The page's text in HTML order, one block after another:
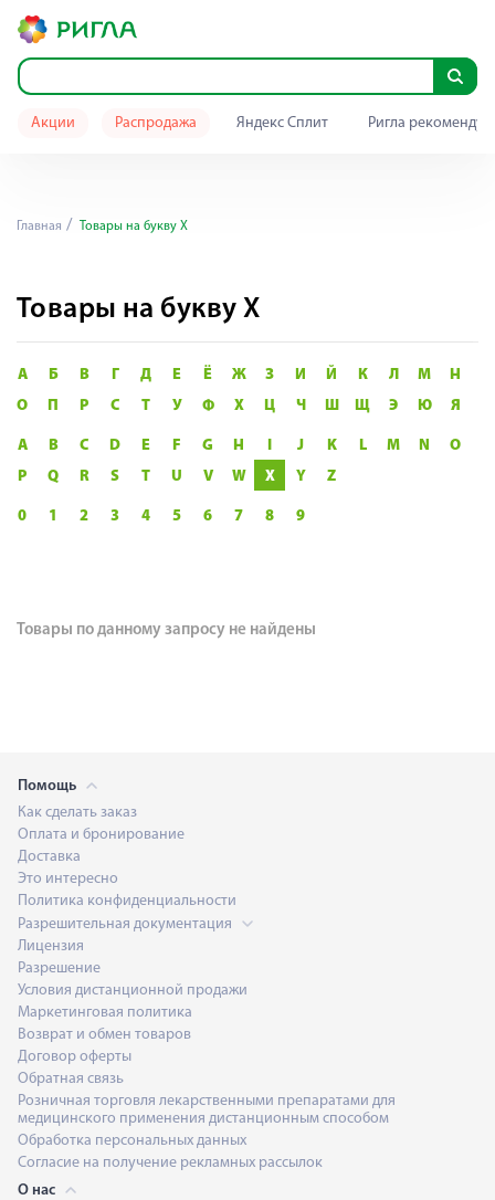
Акции Распродажа Яндекс Сплит Ригла
Главная Товары на букву X
Товары на букву X
А Б В Г Д Е Ё Ж З И Й К Л М
Н
О
П Р С Т У Ф Х Ц Ч Ш Щ Э Ю Я
A B C D E F G H I J K L M N
O
P
Q R S T U V W X Y Z
0 1 2 3 4 5 6 7 8 9
Товары по данному запросу не найдены
Помощь
Как сделать заказ
Оплата и бронирование
Доставка
Это интересно
Политика конфиденциальности
Разрешительная документация
Лицензия
Разрешение
Условия дистанционной продажи
Маркетинговая политика
Возврат и обмен товаров
Договор оферты
Обратная связь
Розничная торговля лекарственными препаратами для
медицинского применения дистанционным способом
Обработка персональных данных
Согласие на получение рекламных рассылок
О нас